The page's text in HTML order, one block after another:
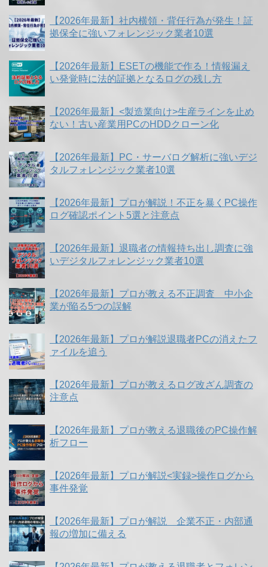
【2026年最新】社内横領・背任行為が発生！証
拠保全に強いフォレンジック業者10選
【2026年最新】ESETの機能で作る！情報漏え
い発覚時に法的証拠となるログの残し方
【2026年最新】<製造業向け>生産ラインを止め
ない！古い産業用PCのHDDクローン化
【2026年最新】PC・サーバログ解析に強いデジ
タルフォレンジック業者10選
【2026年最新】プロが解説！不正を暴くPC操作
ログ確認ポイント5選と注意点
【2026年最新】退職者の情報持ち出し調査に強
いデジタルフォレンジック業者10選
【2026年最新】プロが教える不正調査 中小企
業が陥る5つの誤解
【2026年最新】プロが解説退職者PCの消えたフ
ァイルを追う
【2026年最新】プロが教えるログ改ざん調査の
注意点
【2026年最新】プロが教える退職後のPC操作解
析フロー
【2026年最新】プロが解説<実録>操作ログから
事件発覚
【2026年最新】プロが解説 企業不正・内部通
報の増加に備える